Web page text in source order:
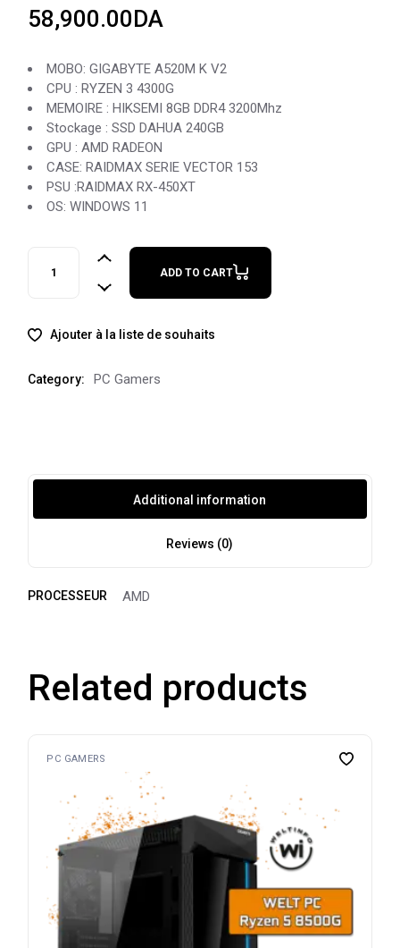
58,900.00DA
MOBO: GIGABYTE A520M K V2
CPU : RYZEN 3 4300G
MEMOIRE : HIKSEMI 8GB DDR4 3200Mhz
Stockage : SSD DAHUA 240GB
GPU : AMD RADEON
CASE: RAIDMAX SERIE VECTOR 153
PSU :RAIDMAX RX-450XT
OS: WINDOWS 11
WELT PC RYZEN 3 4300G quantity
ADD TO CART
Ajouter à la liste de souhaits
Category: PC Gamers
Additional information
Reviews (0)
PROCESSEUR AMD
Related products
PC GAMERS